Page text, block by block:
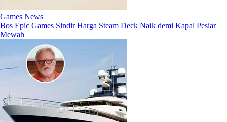
Games News
Bos Epic Games Sindir Harga Steam Deck Naik demi Kapal Pesiar
Mewah